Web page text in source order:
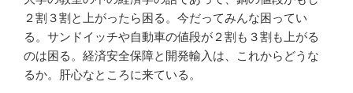
２割３割と上がったら困る。今だってみんな困ってい
る。サンドイッチや自動車の値段が２割も３割も上がる
のは困る。経済安全保障と開発輸入は、これからどうな
るか。肝心なところに来ている。